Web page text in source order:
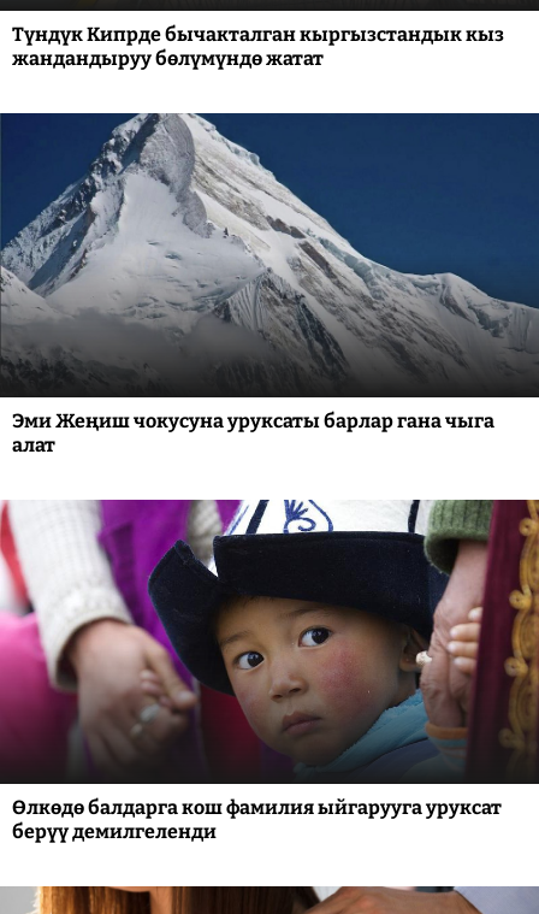
Түндүк Кипрде бычакталган кыргызстандык кыз
жандандыруу бөлүмүндө жатат
Эми Жеңиш чокусуна уруксаты барлар гана чыга
алат
Өлкөдө балдарга кош фамилия ыйгарууга уруксат
берүү демилгеленди